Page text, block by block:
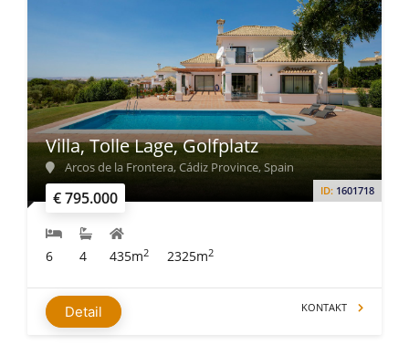
€ 795.000 ID: 1601718
Villa, Tolle Lage, Golfplatz
Arcos de la Frontera, Cádiz Province, Spain
6 4 435m2 2325m2
Detail KONTAKT